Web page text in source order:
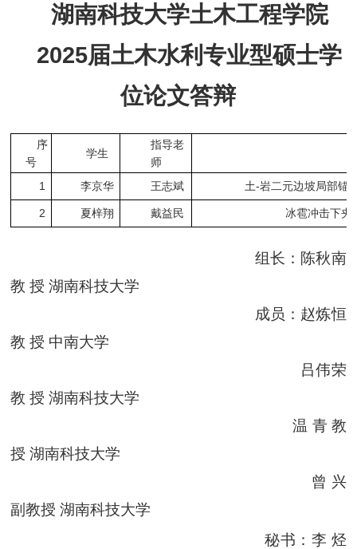
湖南科技大学土木工程学院
2025届土木水利专业型硕士学
位论文答辩
序
号
学生
指导老
师
1 李京华 王志斌 土-岩二元边坡局部锚
2 夏梓翔 戴益民 冰雹冲击下夹
组长：陈秋南
教 授 湖南科技大学
成员：赵炼恒
教 授 中南大学
吕伟荣
教 授 湖南科技大学
温 青 教
授 湖南科技大学
曾 兴
副教授 湖南科技大学
秘书：李 烃